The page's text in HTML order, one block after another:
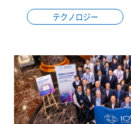
テクノロジー